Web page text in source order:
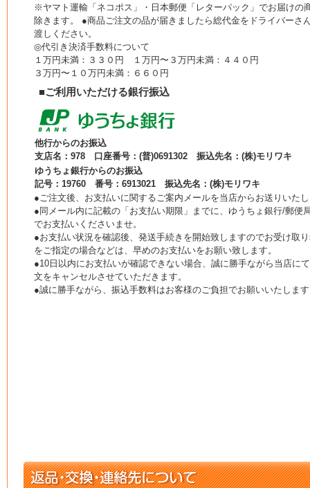
※ヤマト運輸「ネコポス」・日本郵便「レターパック」でお届けの
除きます。 ●商品ご注文の品が届きましたら総代金をドライバーさ
渡しください。
◎代引き決済手数料について
１万円未満：３３０円 １万円〜３万円未満：４４０円
３万円〜１０万円未満：６６０円
■ご利用いただける銀行振込
他行からのお振込
支店名：978 口座番号：(普)0691302 振込先名：(株)モリワキ
ゆうちょ銀行からのお振込
記号：19760 番号：6913021 振込先名：(株)モリワキ
●ご注文後、お支払いに関するご案内メールを当店からお送りいた
●同メール内に記載の「お支払い期限」までに、ゆうちょ銀行/郵便
でお支払いくださいませ。
●お支払い状況を確認後、発送手続きを開始致しますのでお受け取
をご指定の場合などは、早めのお支払いをお願い致します。
●10日以内にお支払いが確認できない場合、誠に勝手ながら当店に
文をキャンセルさせていただきます。
●誠に勝手ながら、振込手数料はお客様のご負担でお願いいたしま